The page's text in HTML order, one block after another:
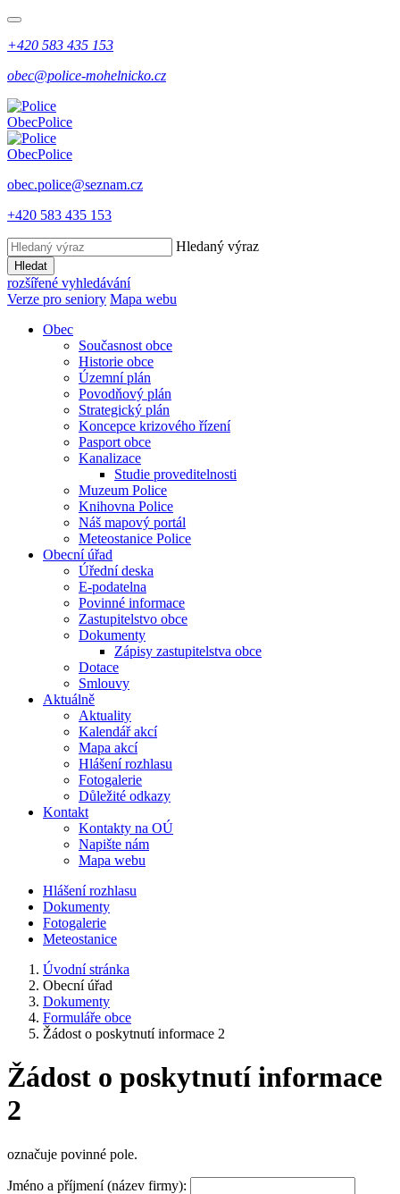
+420 583 435 153
obec@police-mohelnicko.cz
ObecPolice
ObecPolice
obec.police@seznam.cz
+420 583 435 153
Hledaný výraz
Hledat
rozšířené vyhledávání
Verze pro seniory Mapa webu
Obec
Současnost obce
Historie obce
Územní plán
Povodňový plán
Strategický plán
Koncepce krizového řízení
Pasport obce
Kanalizace
Studie proveditelnosti
Muzeum Police
Knihovna Police
Náš mapový portál
Meteostanice Police
Obecní úřad
Úřední deska
E-podatelna
Povinné informace
Zastupitelstvo obce
Dokumenty
Zápisy zastupitelstva obce
Dotace
Smlouvy
Aktuálně
Aktuality
Kalendář akcí
Mapa akcí
Hlášení rozhlasu
Fotogalerie
Důležité odkazy
Kontakt
Kontakty na OÚ
Napište nám
Mapa webu
Hlášení rozhlasu
Dokumenty
Fotogalerie
Meteostanice
Úvodní stránka
Obecní úřad
Dokumenty
Formuláře obce
Žádost o poskytnutí informace 2
Žádost o poskytnutí informace
2
označuje povinné pole.
Jméno a příjmení (název firmy):